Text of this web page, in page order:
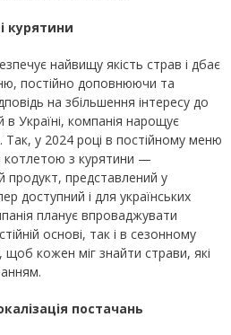
курятини
найвищу якість страв і дбає
постійно доповнюючи та
на збільшення інтересу до
в Україні, компанія нарощує
Так, у 2024 році в постійному меню
котлетою з курятини —
продукт, представлений у
доступний і для українських
планує впроваджувати
основі, так і в сезонному
кожен міг знайти страви, які
постачань